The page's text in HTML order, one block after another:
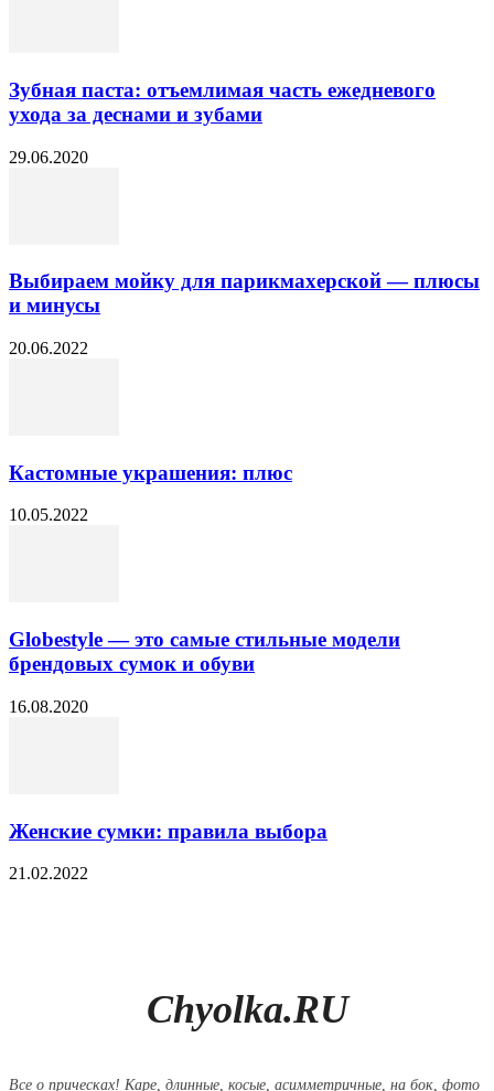
Зубная паста: отъемлимая часть ежедневого
ухода за деснами и зубами
29.06.2020
Выбираем мойку для парикмахерской — плюсы
и минусы
20.06.2022
Кастомные украшения: плюс
10.05.2022
Globestyle — это самые стильные модели
брендовых сумок и обуви
16.08.2020
Женские сумки: правила выбора
21.02.2022
Chyolka.RU
Все о прическах! Каре, длинные, косые, асимметричные, на бок, фото